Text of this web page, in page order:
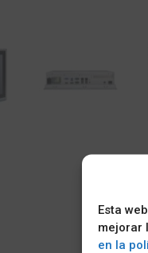
Esta
mejorar
en la